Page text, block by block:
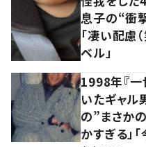
息子の“衝
「凄い配慮
ベル」
1998年『一
いたギャル
の”まさかの
かすぎる」